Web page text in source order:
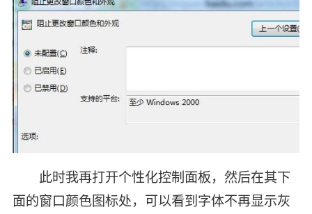
此时我再打开个性化控制面板，然后在其下
面的窗口颜色图标处，可以看到字体不再显示灰